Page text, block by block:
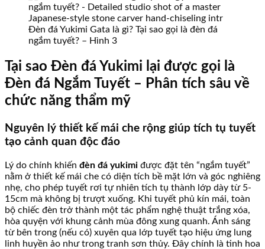
Đèn đá Yukimi Gata là gì? Tại sao gọi là đèn đá
ngắm tuyết? – Hình 3
Tại sao Đèn đá Yukimi lại được gọi là
Đèn đá Ngắm Tuyết – Phân tích sâu về
chức năng thẩm mỹ
Nguyên lý thiết kế mái che rộng giúp tích tụ tuyết
tạo cảnh quan độc đáo
Lý do chính khiến đèn đá yukimi được đặt tên “ngắm tuyết”
nằm ở thiết kế mái che có diện tích bề mặt lớn và góc nghiêng
nhẹ, cho phép tuyết rơi tự nhiên tích tụ thành lớp dày từ 5-
15cm mà không bị trượt xuống. Khi tuyết phủ kín mái, toàn
bộ chiếc đèn trở thành một tác phẩm nghệ thuật trắng xóa,
hòa quyện với khung cảnh mùa đông xung quanh. Ánh sáng
từ bên trong (nếu có) xuyên qua lớp tuyết tạo hiệu ứng lung
linh huyền ảo như trong tranh sơn thủy. Đây chính là tinh hoa